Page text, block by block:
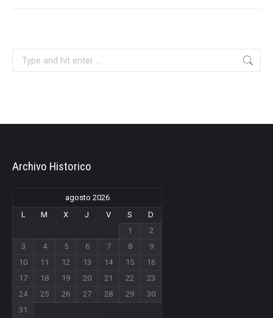
Archivo Historico
agosto 2026
L
M X J V S
D
1
2
3
4 5 6 7 8
9
10
11 12 13 14 15
16
17
18 19 20 21 22
23
24
25 26 27 28 29
30
31